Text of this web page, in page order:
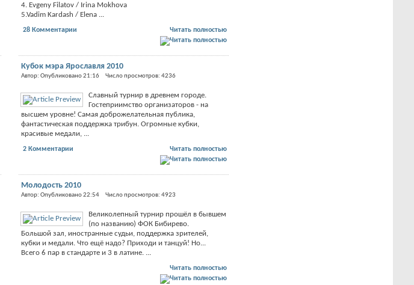
4. Evgeny Filatov / Irina Mokhova
5.Vadim Kardash / Elena ...
Читать полностью
28 Комментарии
Кубок мэра Ярославля 2010
Автор: Опубликовано 21:16 Число просмотров: 4236
Славный турнир в древнем городе.
Гостеприимство организаторов - на
высшем уровне! Самая доброжелательная публика,
фантастическая поддержка трибун. Огромные кубки,
красивые медали, ...
Читать полностью
2 Комментарии
Молодость 2010
Автор: Опубликовано 22:54 Число просмотров: 4923
Великолепный турнир прошёл в бывшем
(по названию) ФОК Бибирево.
Большой зал, иностранные судьи, поддержка зрителей,
кубки и медали. Что ещё надо? Приходи и танцуй! Но...
Всего 6 пар в стандарте и 3 в латине. ...
Читать полностью